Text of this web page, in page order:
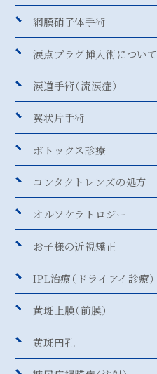
網膜硝子体手術
涙点プラグ挿入術について
涙道手術（流涙症）
翼状片手術
ボトックス診療
コンタクトレンズの処方
オルソケラトロジー
お子様の近視矯正
IPL治療（ドライアイ診療）
黄斑上膜（前膜）
黄斑円孔